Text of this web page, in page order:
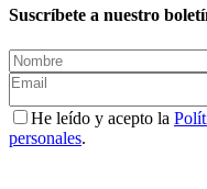
Suscríbete a nuestro
He leído y acepto la
personales.